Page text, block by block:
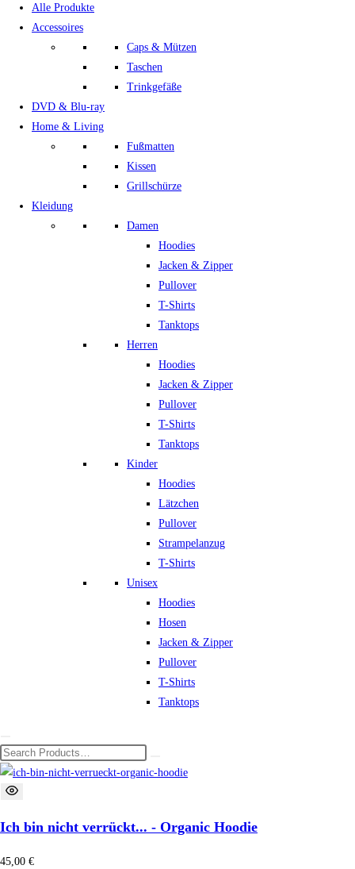
Alle Produkte
Accessoires
Caps & Mützen
Taschen
Trinkgefäße
DVD & Blu-ray
Home & Living
Fußmatten
Kissen
Grillschürze
Kleidung
Damen
Hoodies
Jacken & Zipper
Pullover
T-Shirts
Tanktops
Herren
Hoodies
Jacken & Zipper
Pullover
T-Shirts
Tanktops
Kinder
Hoodies
Lätzchen
Pullover
Strampelanzug
T-Shirts
Unisex
Hoodies
Hosen
Jacken & Zipper
Pullover
T-Shirts
Tanktops
Ich bin nicht verrückt... - Organic Hoodie
45,00 €